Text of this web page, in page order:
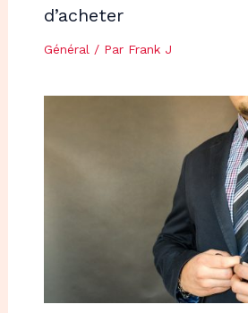
d’acheter
Général / Par Frank J